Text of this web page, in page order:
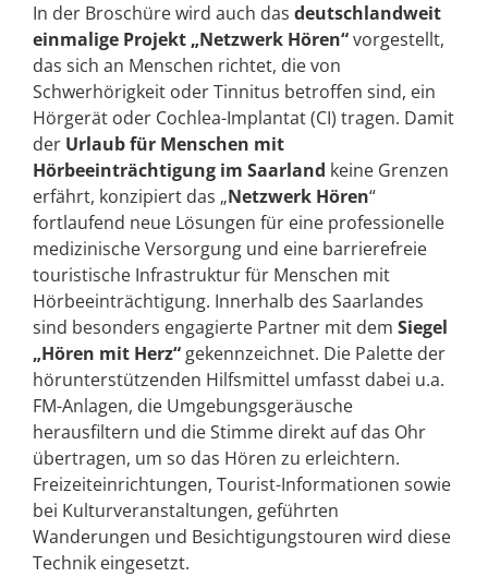
In der Broschüre wird auch das deutschlandweit
einmalige Projekt „Netzwerk Hören“vorgestellt,
das sich an Menschen richtet, die von
Schwerhörigkeit oder Tinnitus betroffen sind, ein
Hörgerät oder Cochlea-Implantat (CI) tragen. Damit
der Urlaub für Menschen mit
Hörbeeinträchtigung im Saarland keine Grenzen
erfährt, konzipiert das „Netzwerk Hören“
fortlaufend neue Lösungen für eine professionelle
medizinische Versorgung und eine barrierefreie
touristische Infrastruktur für Menschen mit
Hörbeeinträchtigung. Innerhalb des Saarlandes
sind besonders engagierte Partner mit dem Siegel
„Hören mit Herz“ gekennzeichnet. Die Palette der
hörunterstützenden Hilfsmittel umfasst dabei u.a.
FM-Anlagen, die Umgebungsgeräusche
herausfiltern und die Stimme direkt auf das Ohr
übertragen, um so das Hören zu erleichtern.
Freizeiteinrichtungen, Tourist-Informationen sowie
bei Kulturveranstaltungen, geführten
Wanderungen und Besichtigungstouren wird diese
Technik eingesetzt.